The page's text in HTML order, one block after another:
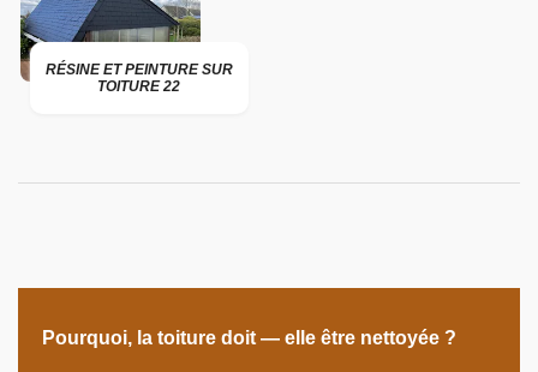
RÉSINE ET PEINTURE SUR
TOITURE 22
Pourquoi, la toiture doit — elle être nettoyée ?